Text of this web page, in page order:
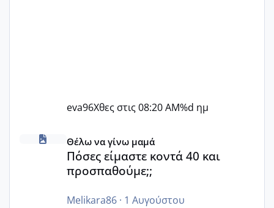
eva96Χθες στις 08:20 AM%d ημ
Πόσες είμαστε κοντά 40 και προσπαθούμε;;
Θέλω να γίνω μαμά
Πόσες είμαστε κοντά 40 και
προσπαθούμε;;
Melikara86· 1 Αυγούστου